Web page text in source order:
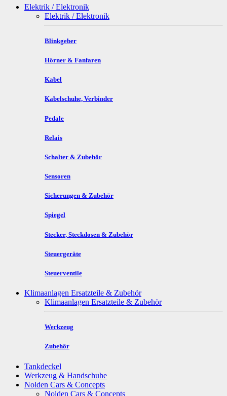
Elektrik / Elektronik
Elektrik / Elektronik
Blinkgeber
Hörner & Fanfaren
Kabel
Kabelschuhe, Verbinder
Pedale
Relais
Schalter & Zubehör
Sensoren
Sicherungen & Zubehör
Spiegel
Stecker, Steckdosen & Zubehör
Steuergeräte
Steuerventile
Klimaanlagen Ersatzteile & Zubehör
Klimaanlagen Ersatzteile & Zubehör
Werkzeug
Zubehör
Tankdeckel
Werkzeug & Handschuhe
Nolden Cars & Concepts
Nolden Cars & Concepts